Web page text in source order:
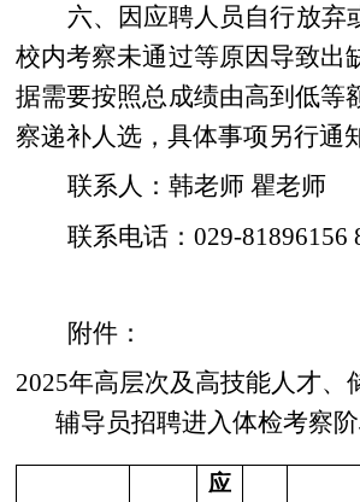
六、因应聘人员自行放弃
校内考察未通过等原因导致出
据需要按照总成绩由高到低等
察递补人选，具体事项另行通
联系人：韩老师 瞿老师
联系电话： 029-81896156
附件：
2025年高层次及高技能人才、
辅导员招聘进入体检考察
应